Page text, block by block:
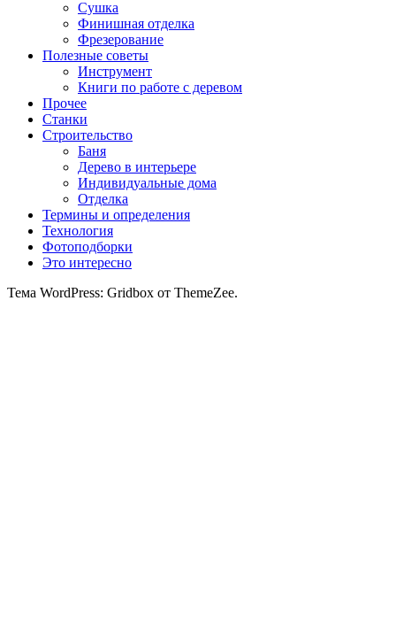
Сушка
Финишная отделка
Фрезерование
Полезные советы
Инструмент
Книги по работе с деревом
Прочее
Станки
Строительство
Баня
Дерево в интерьере
Индивидуальные дома
Отделка
Термины и определения
Технология
Фотоподборки
Это интересно
Тема WordPress: Gridbox от ThemeZee.